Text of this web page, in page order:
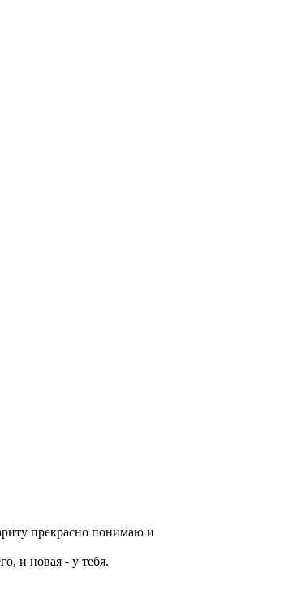
прекрасно понимаю и
и новая - у тебя.